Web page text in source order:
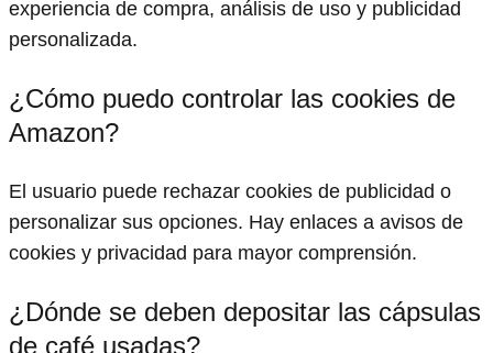
experiencia de compra, análisis de uso y publicidad
personalizada.
¿Cómo puedo controlar las cookies de
Amazon?
El usuario puede rechazar cookies de publicidad o
personalizar sus opciones. Hay enlaces a avisos de
cookies y privacidad para mayor comprensión.
¿Dónde se deben depositar las cápsulas
de café usadas?